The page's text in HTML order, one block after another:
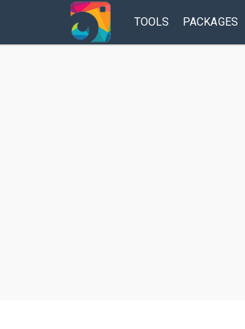
TOOLS PACKAGES